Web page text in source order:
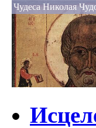
Чудеса Николая